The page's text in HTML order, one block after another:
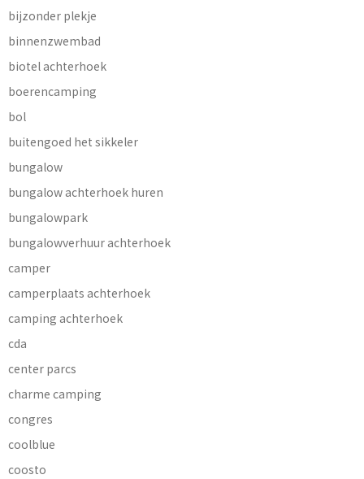
bijzonder plekje
binnenzwembad
biotel achterhoek
boerencamping
bol
buitengoed het sikkeler
bungalow
bungalow achterhoek huren
bungalowpark
bungalowverhuur achterhoek
camper
camperplaats achterhoek
camping achterhoek
cda
center parcs
charme camping
congres
coolblue
coosto